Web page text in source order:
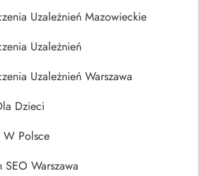
Uzależnień Mazowieckie
Uzależnień
Uzależnień Warszawa
Dzieci
W Polsce
Warszawa